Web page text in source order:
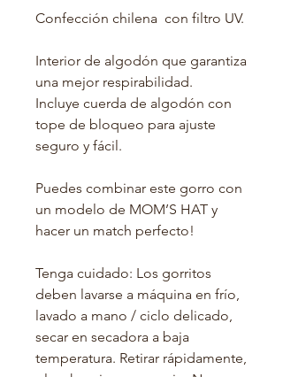
Confección chilena con filtro UV.
Interior de algodón que garantiza
una mejor respirabilidad.
Incluye cuerda de algodón con
tope de bloqueo para ajuste
seguro y fácil.
Puedes combinar este gorro con
un modelo de MOM’S HAT y
hacer un match perfecto!
Tenga cuidado: Los gorritos
deben lavarse a máquina en frío,
lavado a mano / ciclo delicado,
secar en secadora a baja
temperatura. Retirar rápidamente,